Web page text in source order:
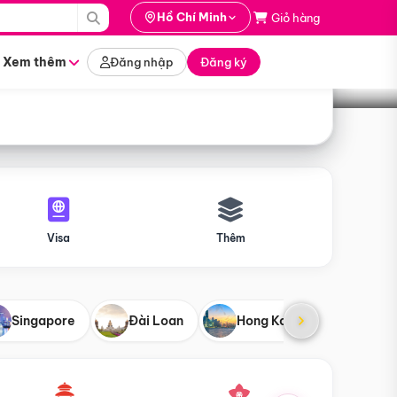
Hồ Chí Minh Giỏ hàng
Xem thêm Đăng nhập Đăng ký
Tìm tour
Visa Thêm
Singapore Đài Loan Hong Kong